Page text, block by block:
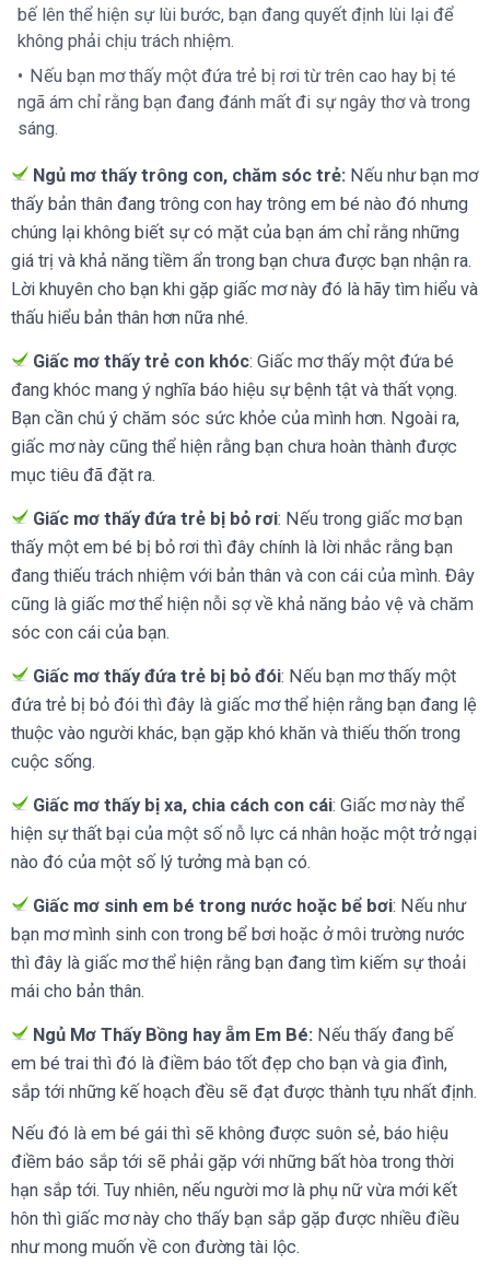
bế lên thể hiện sự lùi bước, bạn đang quyết định lùi lại để
không phải chịu trách nhiệm.
Nếu bạn mơ thấy một đứa trẻ bị rơi từ trên cao hay bị té
ngã ám chỉ rằng bạn đang đánh mất đi sự ngây thơ và trong
sáng.
Ngủ mơ thấy trông con, chăm sóc trẻ: Nếu như bạn mơ
thấy bản thân đang trông con hay trông em bé nào đó nhưng
chúng lại không biết sự có mặt của bạn ám chỉ rằng những
giá trị và khả năng tiềm ẩn trong bạn chưa được bạn nhận ra.
Lời khuyên cho bạn khi gặp giấc mơ này đó là hãy tìm hiểu và
thấu hiểu bản thân hơn nữa nhé.
Giấc mơ thấy trẻ con khóc: Giấc mơ thấy một đứa bé
đang khóc mang ý nghĩa báo hiệu sự bệnh tật và thất vọng.
Bạn cần chú ý chăm sóc sức khỏe của mình hơn. Ngoài ra,
giấc mơ này cũng thể hiện rằng bạn chưa hoàn thành được
mục tiêu đã đặt ra.
Giấc mơ thấy đứa trẻ bị bỏ rơi: Nếu trong giấc mơ bạn
thấy một em bé bị bỏ rơi thì đây chính là lời nhắc rằng bạn
đang thiếu trách nhiệm với bản thân và con cái của mình. Đây
cũng là giấc mơ thể hiện nỗi sợ về khả năng bảo vệ và chăm
sóc con cái của bạn.
Giấc mơ thấy đứa trẻ bị bỏ đói: Nếu bạn mơ thấy một
đứa trẻ bị bỏ đói thì đây là giấc mơ thể hiện rằng bạn đang lệ
thuộc vào người khác, bạn gặp khó khăn và thiếu thốn trong
cuộc sống.
Giấc mơ thấy bị xa, chia cách con cái: Giấc mơ này thể
hiện sự thất bại của một số nỗ lực cá nhân hoặc một trở ngại
nào đó của một số lý tưởng mà bạn có.
Giấc mơ sinh em bé trong nước hoặc bể bơi: Nếu như
bạn mơ mình sinh con trong bể bơi hoặc ở môi trường nước
thì đây là giấc mơ thể hiện rằng bạn đang tìm kiếm sự thoải
mái cho bản thân.
Ngủ Mơ Thấy Bồng hay ẵm Em Bé: Nếu thấy đang bế
em bé trai thì đó là điềm báo tốt đẹp cho bạn và gia đình,
sắp tới những kế hoạch đều sẽ đạt được thành tựu nhất định.
Nếu đó là em bé gái thì sẽ không được suôn sẻ, báo hiệu
điềm báo sắp tới sẽ phải gặp với những bất hòa trong thời
hạn sắp tới. Tuy nhiên, nếu người mơ là phụ nữ vừa mới kết
hôn thì giấc mơ này cho thấy bạn sắp gặp được nhiều điều
như mong muốn về con đường tài lộc.